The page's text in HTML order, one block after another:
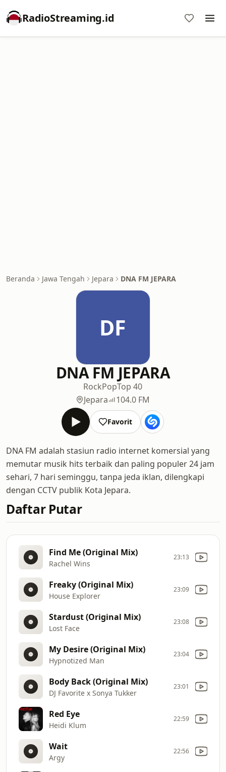
RadioStreaming.id
Beranda Jawa Tengah Jepara DNA FM JEPARA
DF
DNA FM JEPARA
RockPopTop 40
Jepara
104.0 FM
Favorit
DNA FM adalah stasiun radio internet komersial yang
memutar musik hits terbaik dan paling populer 24 jam
sehari, 7 hari seminggu, tanpa jeda iklan, dilengkapi
dengan CCTV publik Kota Jepara.
Daftar Putar
Find Me (Original Mix)
Rachel Wins
23:13
Freaky (Original Mix)
House Explorer
23:09
Stardust (Original Mix)
Lost Face
23:08
My Desire (Original Mix)
Hypnotized Man
23:04
Body Back (Original Mix)
DJ Favorite x Sonya Tukker
23:01
Red Eye
Heidi Klum
22:59
Wait
Argy
22:56